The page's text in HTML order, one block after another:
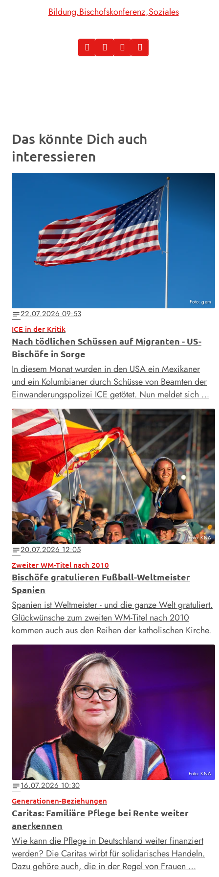
Bildung Bischofskonferenz Soziales
Das könnte Dich auch
interessieren
Foto: gem
notes22.07.2026 09:53
ICE in der Kritik
Nach tödlichen Schüssen auf Migranten - US-
Bischöfe in Sorge
In diesem Monat wurden in den USA ein Mexikaner
und ein Kolumbianer durch Schüsse von Beamten der
Einwanderungspolizei ICE getötet. Nun meldet sich …
Foto: KNA
notes20.07.2026 12:05
Zweiter WM-Titel nach 2010
Bischöfe gratulieren Fußball-Weltmeister
Spanien
Spanien ist Weltmeister - und die ganze Welt gratuliert.
Glückwünsche zum zweiten WM-Titel nach 2010
kommen auch aus den Reihen der katholischen Kirche.
Foto: KNA
notes16.07.2026 10:30
Generationen-Beziehungen
Caritas: Familiäre Pflege bei Rente weiter
anerkennen
Wie kann die Pflege in Deutschland weiter finanziert
werden? Die Caritas wirbt für solidarisches Handeln.
Dazu gehöre auch, die in der Regel von Frauen …